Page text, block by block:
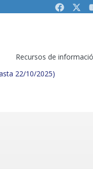
Recursos de
22/10/2025)